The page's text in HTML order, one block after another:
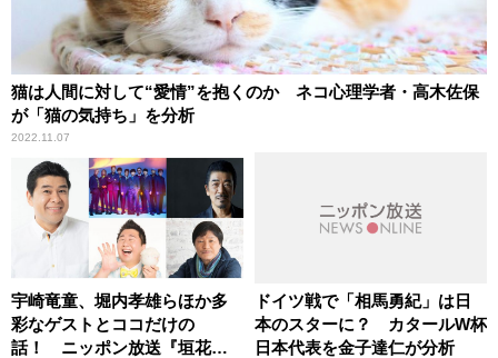
猫は人間に対して“愛情”を抱くのか ネコ心理学者・高木佐保
が「猫の気持ち」を分析
2022.11.07
宇崎竜童、堀内孝雄らほか多
彩なゲストとココだけの
話！ ニッポン放送『垣花
ドイツ戦で「相馬勇紀」は日
本のスターに？ カタールW杯
日本代表を金子達仁が分析